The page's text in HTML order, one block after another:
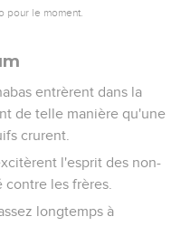
pour le moment.
entrèrent dans la
de telle manière qu'une
crurent.
l'esprit des non-
les frères.
longtemps à